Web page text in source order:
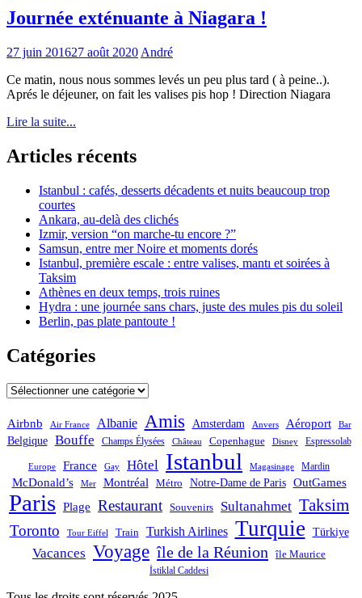
Journée exténuante à Niagara !
27 juin 201627 août 2020 André
Ce matin, nous nous sommes levés un peu plus tard ( à peine..).
Aprés le déjeuner, on fait les valises pis hop ! Direction Niagara
Lire la suite...
Articles récents
Istanbul : cafés, desserts décadents et nuits beaucoup trop
courtes
Ankara, au-delà des clichés
Izmir, version “on marche-tu encore ?”
Samsun, entre mer Noire et moments dorés
Istanbul, première escale : entre valises, mantı et soirées à
Taksim
Athènes en deux temps, trois ruines
Hydra : une journée sans chars, juste des mules pis du soleil
Berlin, pas plate pantoute !
Catégories
Catégories
Airbnb Air France Albanie Amis Amsterdam Anvers Aéroport Bar
Belgique Bouffe Champs Élysées Château Copenhague Disney Espressolab
Europe France Gay Hôtel Istanbul Magasinage Mardin
McDonald’s Mer Montréal Métro Notre-Dame de Paris OutGames
Paris Plage Restaurant Souvenirs Sultanahmet Taksim
Toronto Tour Eiffel Train Turkish Airlines Turquie Türkiye
Vacances Voyage île de la Réunion
île Maurice
İstiklal Caddesi